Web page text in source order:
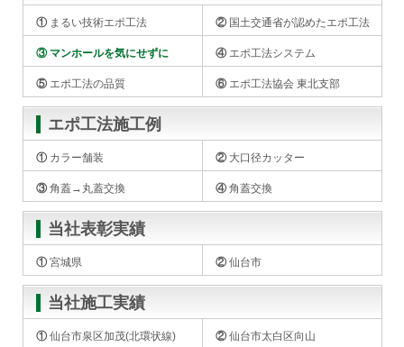
① まるい技術エポ工法 ② 国土交通省が認めたエポ工法
③ マンホールを気にせずに ④ エポ工法システム
⑤ エポ工法の品質 ⑥ エポ工法協会 東北支部
エポ工法施工例
① カラー舗装 ② 大口径カッター
③ 角蓋→丸蓋交換 ④ 角蓋交換
当社表彰実績
① 宮城県 ② 仙台市
当社施工実績
① 仙台市泉区加茂(北環状線) ② 仙台市太白区向山